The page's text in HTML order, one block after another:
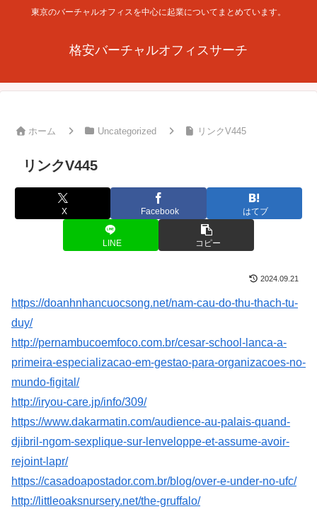
東京のバーチャルオフィスを中心に起業についてまとめています。
格安バーチャルオフィスサーチ
ホーム Uncategorized リンクV445
リンクV445
X Facebook はてブ
LINE コピー
2024.09.21
https://doanhnhancuocsong.net/nam-cau-do-thu-thach-tu-
duy/
http://pernambucoemfoco.com.br/cesar-school-lanca-a-
primeira-especializacao-em-gestao-para-organizacoes-no-
mundo-figital/
http://iryou-care.jp/info/309/
https://www.dakarmatin.com/audience-au-palais-quand-
djibril-ngom-sexplique-sur-lenveloppe-et-assume-avoir-
rejoint-lapr/
https://casadoapostador.com.br/blog/over-e-under-no-ufc/
http://littleoaksnursery.net/the-gruffalo/